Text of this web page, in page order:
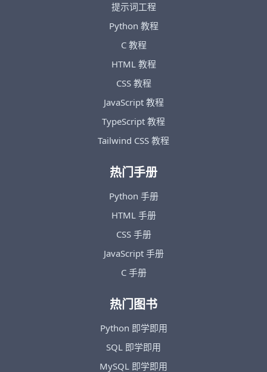
提示词工程
Python 教程
C 教程
HTML 教程
CSS 教程
JavaScript 教程
TypeScript 教程
Tailwind CSS 教程
热门手册
Python 手册
HTML 手册
CSS 手册
JavaScript 手册
C 手册
热门图书
Python 即学即用
SQL 即学即用
MySQL 即学即用